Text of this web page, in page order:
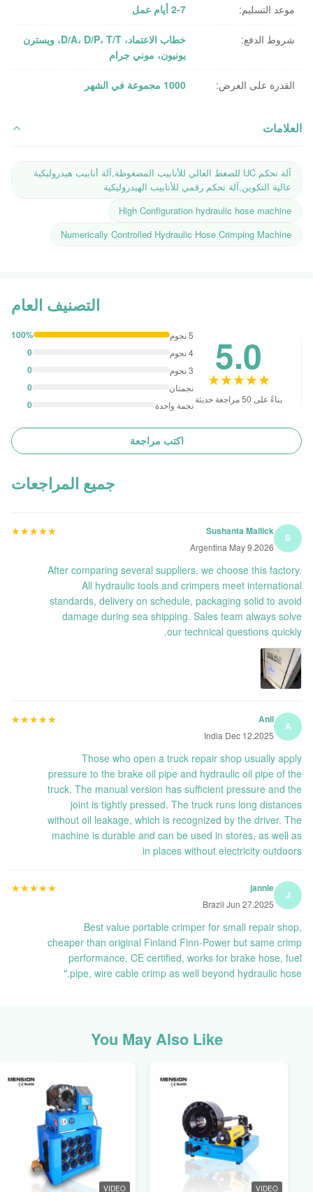
موعد التسليم: 2-7 أيام عمل
شروط الدفع:
خطاب الاعتماد، D/A، D/P، T/T، ويسترن
يونيون، موني جرام
القدرة على العرض: 1000 مجموعة في الشهر
العلامات
آلة تحكم UC للضغط العالي للأنابيب المضغوطة,آلة أنابيب هيدروليكية
عالية التكوين,آلة تحكم رقمي للأنابيب الهيدروليكية
High Configuration hydraulic hose machine
Numerically Controlled Hydraulic Hose Crimping Machine
التصنيف العام
5.0
★★★★★
★★★★★
بناءً على 50 مراجعة حديثة
5 نجوم 100%
4 نجوم 0
3 نجوم 0
نجمتان 0
نجمة واحدة 0
اكتب مراجعة
جميع المراجعات
S
Sushanta Mallick
Argentina May 9.2026
★★★★★
★★★★★
After comparing several suppliers, we choose this factory.
All hydraulic tools and crimpers meet international
standards, delivery on schedule, packaging solid to avoid
damage during sea shipping. Sales team always solve
our technical questions quickly.
A
Anil
India Dec 12.2025
★★★★★
★★★★★
Those who open a truck repair shop usually apply
pressure to the brake oil pipe and hydraulic oil pipe of the
truck. The manual version has sufficient pressure and the
joint is tightly pressed. The truck runs long distances
without oil leakage, which is recognized by the driver. The
machine is durable and can be used in stores, as well as
in places without electricity outdoors
J
jannie
Brazil Jun 27.2025
★★★★★
★★★★★
Best value portable crimper for small repair shop,
cheaper than original Finland Finn-Power but same crimp
performance. CE certified, works for brake hose, fuel
pipe, wire cable crimp as well beyond hydraulic hose."
You May Also Like
VIDEO
VIDEO